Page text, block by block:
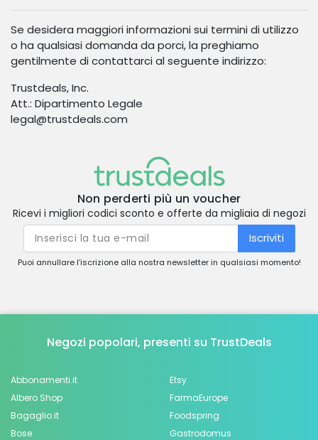
Se desidera maggiori informazioni sui termini di utilizzo
o ha qualsiasi domanda da porci, la preghiamo
gentilmente di contattarci al seguente indirizzo:
Trustdeals, Inc.
Att.: Dipartimento Legale
legal@trustdeals.com
Non perderti più un voucher
Ricevi i migliori codici sconto e offerte da migliaia di negozi
Iscriviti
Puoi annullare l’iscrizione alla nostra newsletter in qualsiasi momento!
Negozi popolari, presenti su TrustDeals
Abbonamenti.it
Albero Shop
Bagaglio.it
Bose
Etsy
FarmaEurope
Foodspring
Gastrodomus